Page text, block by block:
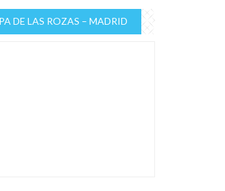
DE LAS ROZAS – MADRID